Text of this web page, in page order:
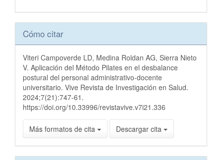
Detalles
del
artículo
Cómo citar
Viteri Campoverde LD, Medina Roldan AG, Sierra Nieto
V. Aplicación del Método Pilates en el desbalance
postural del personal administrativo-docente
universitario. Vive Revista de Investigación en Salud.
2024;7(21):747-61.
https://doi.org/10.33996/revistavive.v7i21.336
Más formatos de cita Descargar cita